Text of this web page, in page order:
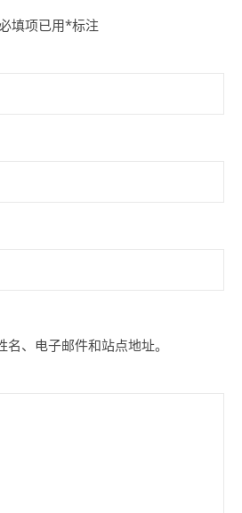
填项已用*标注
、电子邮件和站点地址。